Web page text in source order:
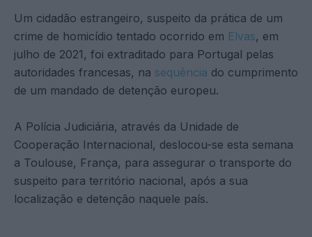
Um cidadão estrangeiro, suspeito da prática de um
crime de homicídio tentado ocorrido em Elvas, em
julho de 2021, foi extraditado para Portugal pelas
autoridades francesas, na sequência do cumprimento
de um mandado de detenção europeu.
A Polícia Judiciária, através da Unidade de
Cooperação Internacional, deslocou-se esta semana
a Toulouse, França, para assegurar o transporte do
suspeito para território nacional, após a sua
localização e detenção naquele país.